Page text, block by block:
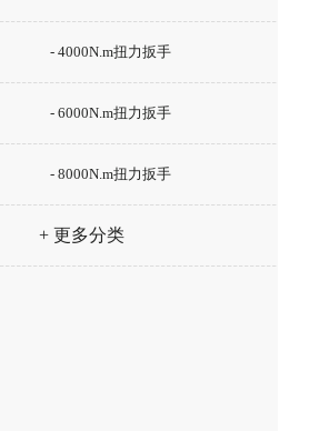
- 4000N.m扭力扳手
- 6000N.m扭力扳手
- 8000N.m扭力扳手
+ 更多分类